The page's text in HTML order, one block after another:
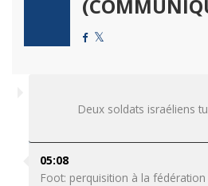
Deux soldats israéliens
05:08
Foot: perquisition à la